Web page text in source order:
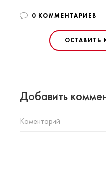
0 КОММЕНТАРИЕВ
ОСТАВИТЬ
Добавить
Коментарий